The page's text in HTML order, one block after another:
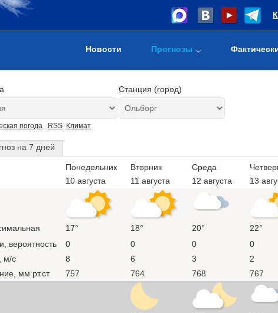
Новости Прогнозы
Станция (город)
погода RSS Климат
на 7 дней
Понедельник
10 августа
Вторник
11 августа
Среда
12 августа
13
17° 18° 20° 22°
вероятность
0 0 0 0
м/с
8 6 3 2
мм рт.ст
757 764 768 767